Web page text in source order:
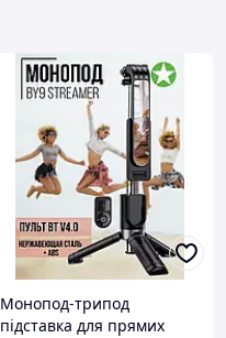
Монопод-трипод
підставка для прямих